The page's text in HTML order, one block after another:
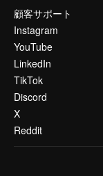
顧客サポート
Instagram
YouTube
LinkedIn
TikTok
Discord
X
Reddit